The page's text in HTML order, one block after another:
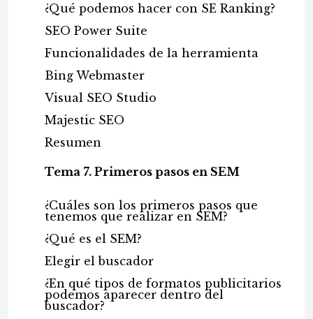
¿Qué podemos hacer con SE Ranking?
SEO Power Suite
Funcionalidades de la herramienta
Bing Webmaster
Visual SEO Studio
Majestic SEO
Resumen
Tema 7. Primeros pasos en SEM
¿Cuáles son los primeros pasos que
tenemos que realizar en SEM?
¿Qué es el SEM?
Elegir el buscador
¿En qué tipos de formatos publicitarios
podemos aparecer dentro del
buscador?